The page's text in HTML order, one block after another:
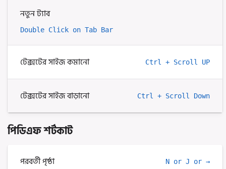
নতুন ট্যাব
Double Click on Tab Bar
টেক্সটের সাইজ কমানো Ctrl + Scroll UP
টেক্সটের সাইজ বাড়ানো Ctrl + Scroll Down
পিডিএফ শর্টকাট
পরবর্তী পৃষ্ঠা N or J or →